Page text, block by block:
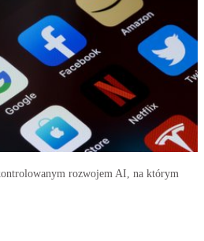
rozwojem AI, na którym